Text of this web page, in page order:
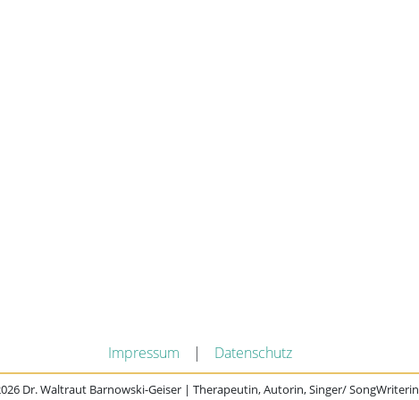
Impressum | Datenschutz
Dr. Waltraut Barnowski-Geiser | Therapeutin, Autorin, Singer/ SongWriterin